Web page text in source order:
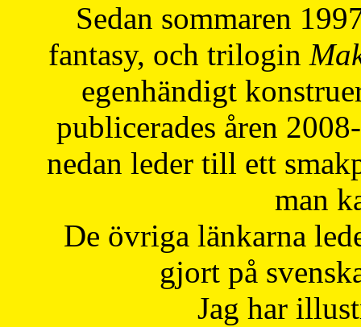
Sedan sommaren
fantasy, och trilogin
egenhändigt
publicerades åren
nedan leder till ett
man
De övriga länkarna
gjort på
Jag har